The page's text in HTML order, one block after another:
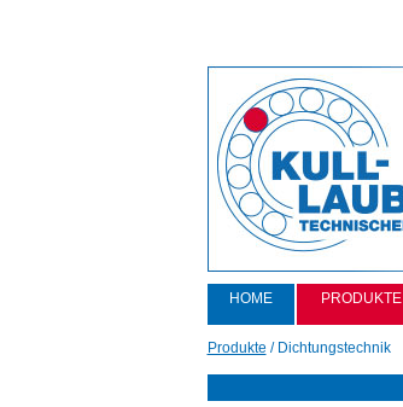
HOME PRODUKTE
Produkte / Dichtungstechnik